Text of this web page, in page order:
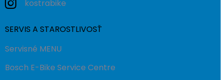
kostrabike
SERVIS A STAROSTLIVOSŤ
Servisné MENU
Bosch E-Bike Service Centre